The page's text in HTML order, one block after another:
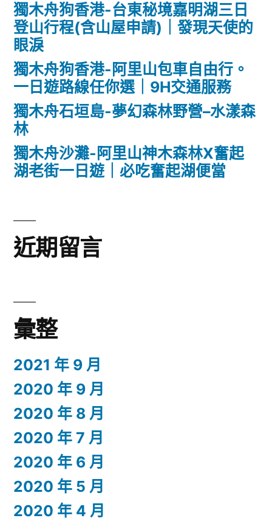
獨木舟狗香港-台東秘境嘉明湖三日
登山行程(含山屋申請)｜發現天使的
眼淚
獨木舟狗香港-阿里山包車自由行。
一日遊路線任你選｜9H交通服務
獨木舟石垣島-夢幻森林野營–水漾森
林
獨木舟沙灘-阿里山神木森林X奮起
湖老街一日遊｜必吃奮起湖便當
近期留言
彙整
2021 年 9 月
2020 年 9 月
2020 年 8 月
2020 年 7 月
2020 年 6 月
2020 年 5 月
2020 年 4 月